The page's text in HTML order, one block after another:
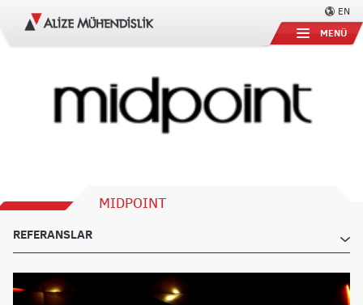
EN
MENÜ
MIDPOINT
REFERANSLAR